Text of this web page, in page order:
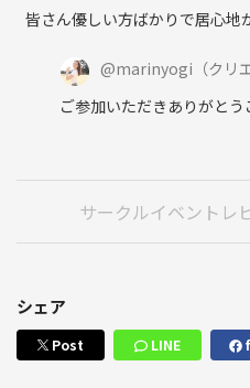
皆さん優しい方ばかりで居心地
@marinyogi （クリ
ご参加いただきありがと
サークルイベントレ
シェア
Post LINE